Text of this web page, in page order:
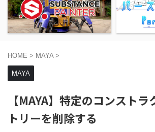
HOME > MAYA >
MAYA
【MAYA】特定のコンスト
トリーを削除する